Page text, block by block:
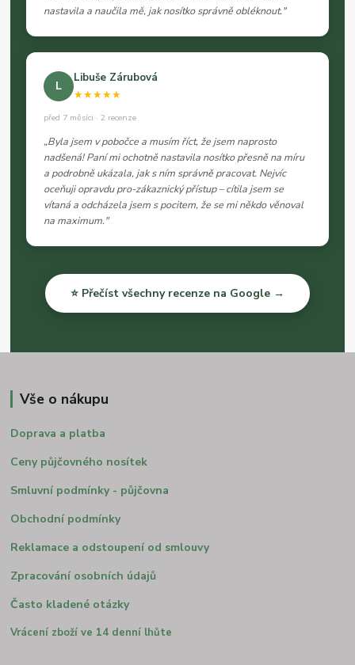
nastavila a naučila mě, jak nosítko správně obléknout."
L
Libuše Zárubová
★★★★★
před 7 měsíci · 2 recenze
„Byla jsem v pobočce a musím říct, že jsem naprosto
nadšená! Paní mi ochotně nastavila nosítko přesně na míru
a podrobně ukázala, jak s ním správně pracovat. Nejvíc
oceňuji opravdu pro-zákaznický přístup – cítila jsem se
vítaná a odcházela jsem s pocitem, že se mi někdo věnoval
na maximum."
⭐ Přečíst všechny recenze na Google →
Vše o nákupu
Doprava a platba
Ceny půjčovného nosítek
Smluvní podmínky - půjčovna
Obchodní podmínky
Reklamace a odstoupení od smlouvy
Zpracování osobních údajů
Často kladené otázky
Vrácení zboží ve 14 denní lhůte